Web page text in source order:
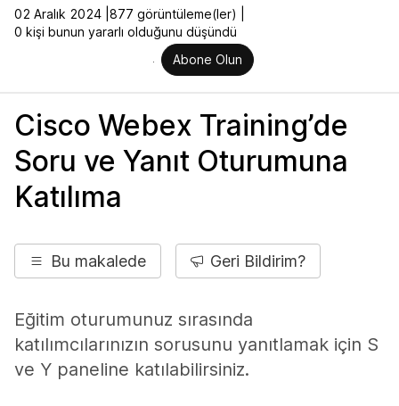
02 Aralık 2024 | 877 görüntüleme(ler) |
0 kişi bunun yararlı olduğunu düşündü
Abone Olun
Cisco Webex Training’de
Soru ve Yanıt Oturumuna
Katılıma
Bu makalede Geri Bildirim?
Eğitim oturumunuz sırasında
katılımcılarınızın sorusunu yanıtlamak için S
ve Y paneline katılabilirsiniz.